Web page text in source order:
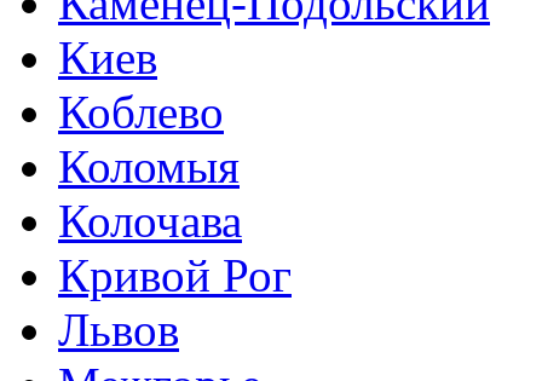
Киев
Коблево
Коломыя
Колочава
Кривой Рог
Львов